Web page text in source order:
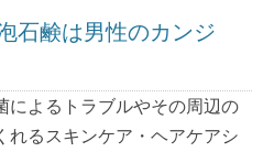
石鹸は男性のカンジ
によるトラブルやその周辺の
れるスキンケア・ヘアケアシ